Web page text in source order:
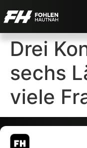
Drei
sechs
viele